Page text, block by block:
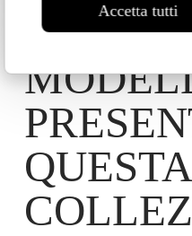
Accetta tutti
QUESTA